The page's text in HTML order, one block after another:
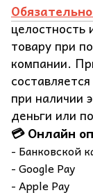
целостность
товару при
компании.
при наличии
деньги или
💳 Онлайн
- Банковской
- Google Pay
- Apple Pay